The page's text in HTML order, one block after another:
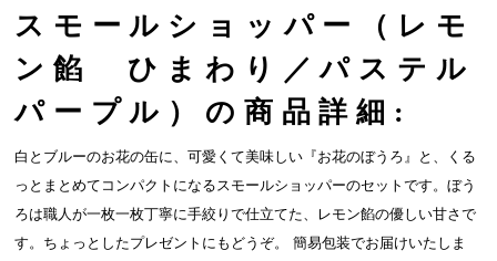
スモールショッパー（レモ
ン餡 ひまわり／パステル
パープル）の商品詳細:
白とブルーのお花の缶に、可愛くて美味しい『お花のぼうろ』と、くる
っとまとめてコンパクトになるスモールショッパーのセットです。ぼう
ろは職人が一枚一枚丁寧に手絞りで仕立てた、レモン餡の優しい甘さで
す。ちょっとしたプレゼントにもどうぞ。 簡易包装でお届けいたしま